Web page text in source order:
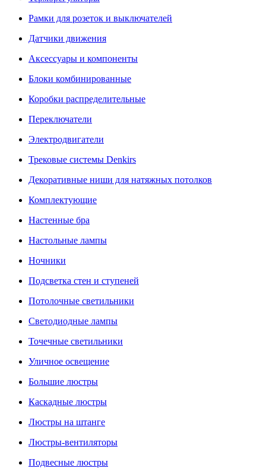
Рамки для розеток и выключателей
Датчики движения
Аксессуары и компоненты
Блоки комбинированные
Коробки распределительные
Переключатели
Электродвигатели
Трековые системы Denkirs
Декоративные ниши для натяжных потолков
Комплектующие
Настенные бра
Настольные лампы
Ночники
Подсветка стен и ступеней
Потолочные светильники
Светодиодные лампы
Точечные светильники
Уличное освещение
Большие люстры
Каскадные люстры
Люстры на штанге
Люстры-вентиляторы
Подвесные люстры